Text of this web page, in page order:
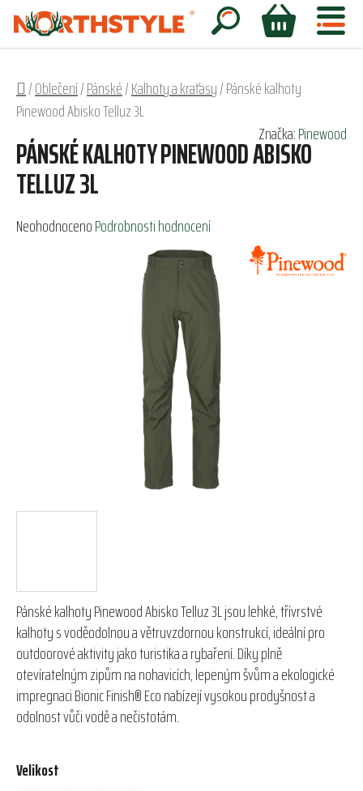
Přejít
obsah
Hledat
NÁKUPNÍ
Domů
/Oblečení/Pánské/Kalhoty a kraťasy/Pánské kalhoty
Pinewood Abisko Telluz 3L
Pánské kalhoty Pinewood Abisko Telluz 3L jsou lehké, třívrstvé
kalhoty s voděodolnou a větruvzdornou konstrukcí, ideální pro
outdoorové aktivity jako turistika a rybaření. Díky plně
otevíratelným zipům na nohavicích, lepeným švům a ekologické
impregnaci Bionic Finish® Eco nabízejí vysokou prodyšnost a
odolnost vůči vodě a nečistotám.
Velikost
PÁNSKÉ KALHOTY PINEWOOD ABISKO
TELLUZ 3L
Průměrné
NeohodnocenoPodrobnosti hodnocení
Značka:Pinewood